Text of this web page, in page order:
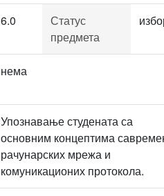
6.0
Статус
предмета
нема
Упознавање студената са
основним концептима
рачунарских мрежа и
комуникационих протокола.